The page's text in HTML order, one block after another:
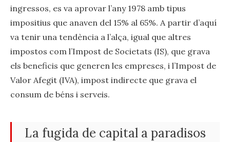
ingressos, es va aprovar l’any 1978 amb tipus
impositius que anaven del 15% al 65%. A partir d’aquí
va tenir una tendència a l’alça, igual que altres
impostos com l’Impost de Societats (IS), que grava
els beneficis que generen les empreses, i l’Impost de
Valor Afegit (IVA), impost indirecte que grava el
consum de béns i serveis.
La fugida de capital a paradisos